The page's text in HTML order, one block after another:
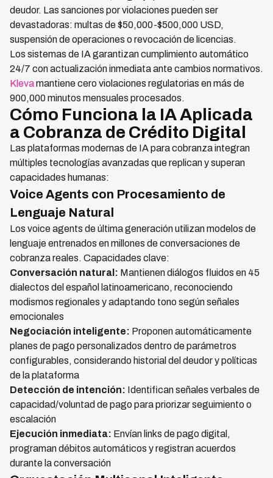
deudor. Las sanciones por violaciones pueden ser
devastadoras: multas de $50,000-$500,000 USD,
suspensión de operaciones o revocación de licencias.
Los sistemas de IA garantizan cumplimiento automático
24/7 con actualización inmediata ante cambios normativos.
Klevamantiene cero violaciones regulatorias en más de
900,000 minutos mensuales procesados.
Cómo Funciona la IA Aplicada
a Cobranza de Crédito Digital
Las plataformas modernas de IA para cobranza integran
múltiples tecnologías avanzadas que replican y superan
capacidades humanas:
Voice Agents con Procesamiento de
Lenguaje Natural
Los voice agents de última generación utilizan modelos de
lenguaje entrenados en millones de conversaciones de
cobranza reales. Capacidades clave:
Conversación natural: Mantienen diálogos fluidos en 45
dialectos del español latinoamericano, reconociendo
modismos regionales y adaptando tono según señales
emocionales
Negociación inteligente: Proponen automáticamente
planes de pago personalizados dentro de parámetros
configurables, considerando historial del deudor y políticas
de la plataforma
Detección de intención: Identifican señales verbales de
capacidad/voluntad de pago para priorizar seguimiento o
escalación
Ejecución inmediata: Envían links de pago digital,
programan débitos automáticos y registran acuerdos
durante la conversación